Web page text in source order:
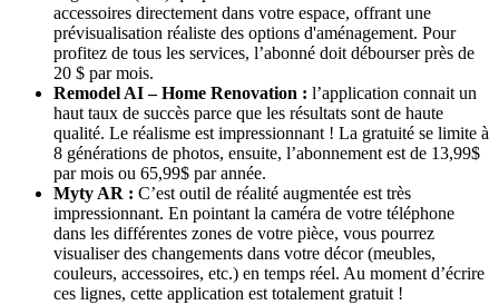
accessoires directement dans votre espace, offrant une
prévisualisation réaliste des options d'aménagement. Pour
profitez de tous les services, l’abonné doit débourser près de
20 $ par mois.
Remodel AI – Home Renovation : l’application connait un
haut taux de succès parce que les résultats sont de haute
qualité. Le réalisme est impressionnant ! La gratuité se limite à
8 générations de photos, ensuite, l’abonnement est de 13,99$
par mois ou 65,99$ par année.
Myty AR : C’est outil de réalité augmentée est très
impressionnant. En pointant la caméra de votre téléphone
dans les différentes zones de votre pièce, vous pourrez
visualiser des changements dans votre décor (meubles,
couleurs, accessoires, etc.) en temps réel. Au moment d’écrire
ces lignes, cette application est totalement gratuit !